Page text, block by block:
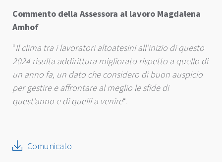
Commento della Assessora al lavoro Magdalena
Amhof
“Il clima tra i lavoratori altoatesini all’inizio di questo
2024 risulta addirittura migliorato rispetto a quello di
un anno fa, un dato che considero di buon auspicio
per gestire e affrontare al meglio le sfide di
quest’anno e di quelli a venire“.
Comunicato